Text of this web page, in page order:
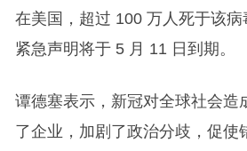
在美国，超过 100 万人死于该
紧急声明将于 5 月 11 日到期。
谭德塞表示，新冠对全球社会造
了企业，加剧了政治分歧，促使